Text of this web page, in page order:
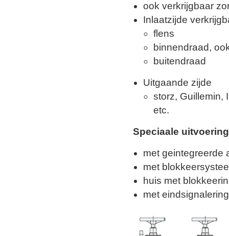
ook verkrijgbaar
Inlaatzijde
flens
binnendraad,
buitendraad
Uitgaande zijde
storz, Guillemin,
etc.
Speciaale
met geintegreerde
met
huis met
met